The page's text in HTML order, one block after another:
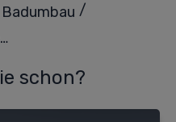
Badumbau /
Eine zugängliche, barrierefreie Dusche, um Ihre Unabhängigkeit zu bewahren
schon?